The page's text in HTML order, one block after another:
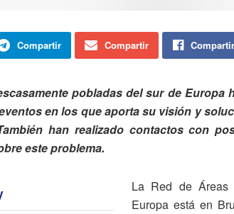
Compartir Compartir Compartir
pobladas del sur de Europa
en los que aporta su visión y
han realizado contactos con
este problema.
La Red de Áreas
Europa está en